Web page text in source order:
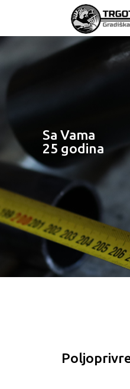
Sa Vama
25 godina